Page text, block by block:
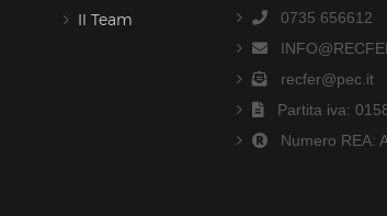
Il Team
0735 656612
recfer@pec.it
Partita iva:
Numero REA: